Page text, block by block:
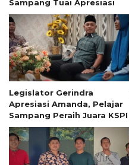
Sampang Tuai Apresiasi
Legislator Gerindra
Apresiasi Amanda, Pelajar
Sampang Peraih Juara KSPI